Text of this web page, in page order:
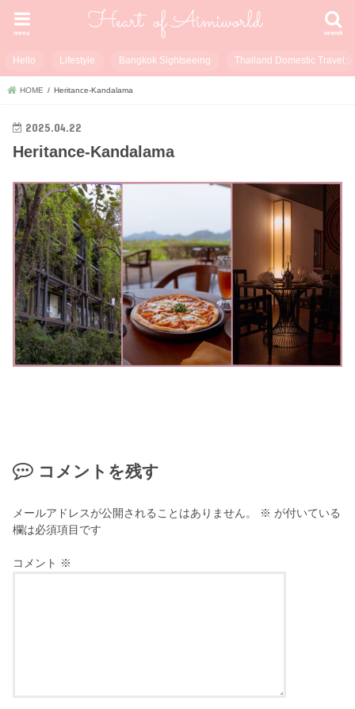
search
menu
Hello Lifestyle Bangkok Sightseeing Thailand Domestic Travel
HOME Heritance-Kandalama
2025.04.22
Heritance-Kandalama
コメントを残す
メールアドレスが公開されることはありません。 ※ が付いている
欄は必須項目です
コメント ※